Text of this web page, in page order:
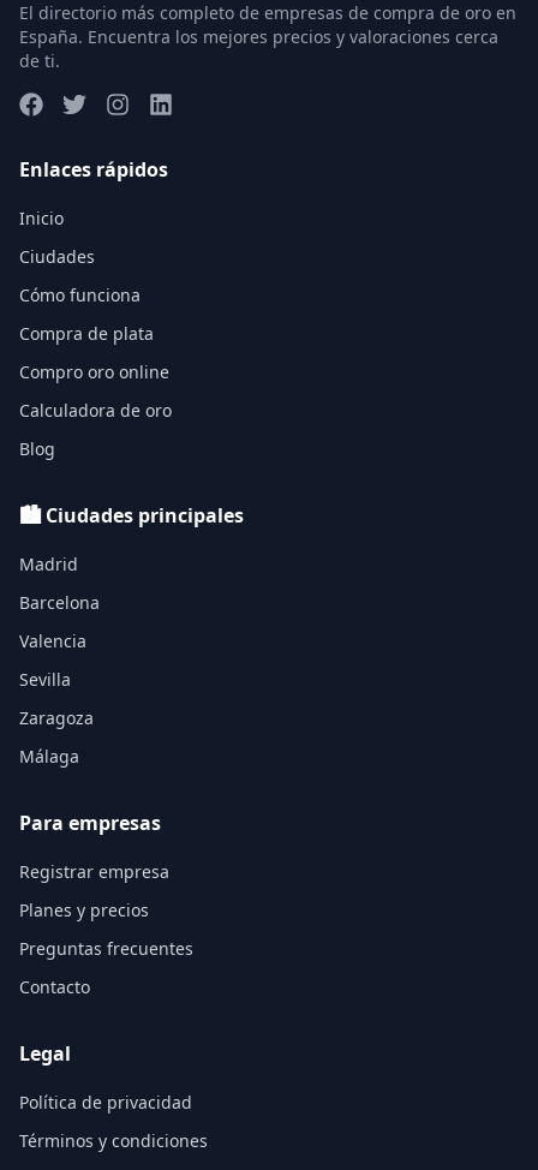
El directorio más completo de empresas de compra de oro en
España. Encuentra los mejores precios y valoraciones cerca
de ti.
Enlaces rápidos
Inicio
Ciudades
Cómo funciona
Compra de plata
Compro oro online
Calculadora de oro
Blog
🏙️ Ciudades principales
Madrid
Barcelona
Valencia
Sevilla
Zaragoza
Málaga
Para empresas
Registrar empresa
Planes y precios
Preguntas frecuentes
Contacto
Legal
Política de privacidad
Términos y condiciones